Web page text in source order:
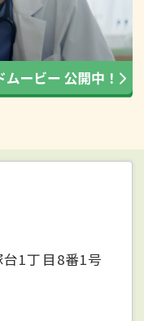
1丁目8番1号